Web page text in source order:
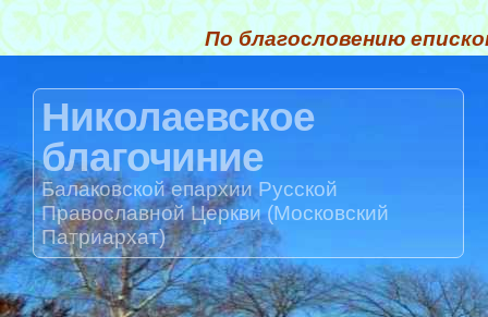
По благословению
Николаевское
благочиние
Балаковской епархии Русской
Православной Церкви (Московский
Патриархат)